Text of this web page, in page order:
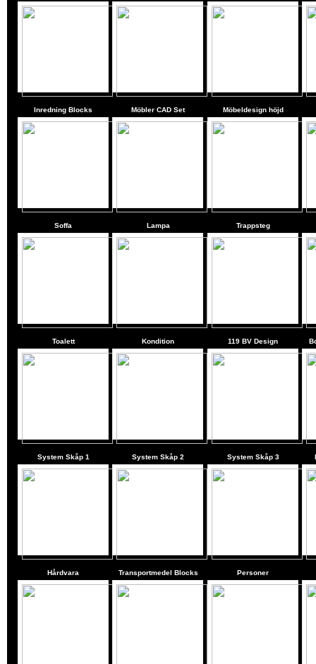
Inredning Blocks Möbler CAD Set Möbeldesign höjd
Soffa Lampa Trappsteg
Toalett Kondition 119 BV Design
System Skåp 1 System Skåp 2 System Skåp 3
Hårdvara Transportmedel Blocks Personer